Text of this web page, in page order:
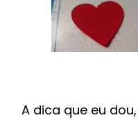
A dica que eu